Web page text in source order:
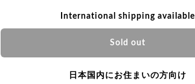
International shipping available
Sold out
日本国内にお住まいの方向け